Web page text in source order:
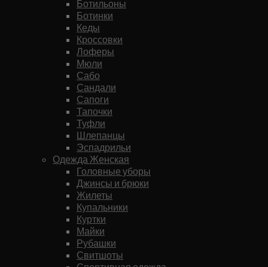
Ботильоны
Ботинки
Кеды
Кроссовки
Лоферы
Мюли
Сабо
Сандали
Сапоги
Тапочки
Туфли
Шлепанцы
Эспадрильи
Одежда Женская
Головные уборы
Джинсы и брюки
Жилеты
Купальники
Куртки
Майки
Рубашки
Свитшоты